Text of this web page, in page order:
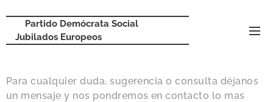
Partido Demócrata Social
Jubilados Europeos
Para cualquier duda, sugerencia o consulta déjanos
un mensaje y nos pondremos en contacto lo mas